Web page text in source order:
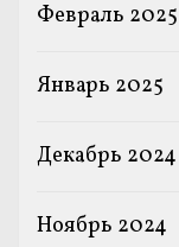
Февраль 2025
Январь 2025
Декабрь 2024
Ноябрь 2024